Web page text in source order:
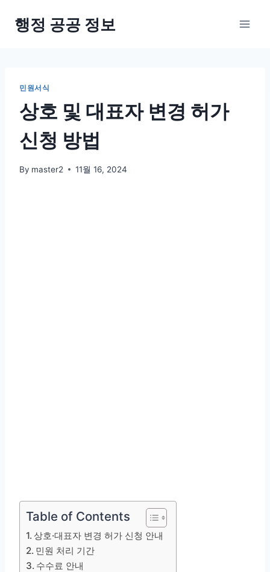
행정 공공 정보
민원서식
상호 및 대표자 변경 허가
신청 방법
By master2 11월 16, 2024
Table of Contents
상호·대표자 변경 허가 신청 안내
민원 처리 기간
수수료 안내